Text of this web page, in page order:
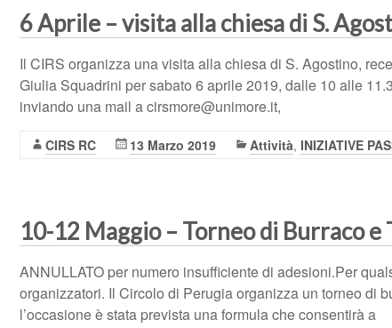
6 Aprile – visita alla chiesa di S.
Il CIRS organizza una visita alla chiesa di S. Agostino,
Giulia Squadrini per sabato 6 aprile 2019, dalle 10 alle
inviando una mail a cirsmore@unimore.it,
CIRS RC 13 Marzo 2019 Attività, INIZIATIVE
10-12 Maggio – Torneo di Burraco
ANNULLATO per numero insufficiente di adesioni.Per
organizzatori. Il Circolo di Perugia organizza un torneo di
l’occasione è stata prevista una formula che consentirà a